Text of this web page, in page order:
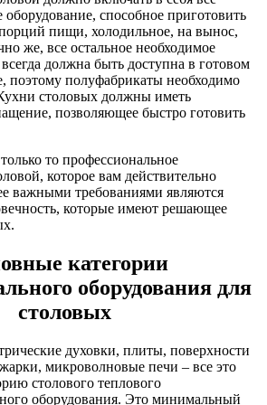
способное приготовить
пищи, холодильное, на вынос,
же, все остальное необходимое
должна быть доступна в готовом
поэтому полуфабрикаты необходимо
столовых должны иметь
позволяющее быстро готовить
то профессиональное
которое вам действительно
важными требованиями являются
которые имеют решающее
категории
оборудования для
столовых
духовки, плиты, поверхности
микроволновые печи – все это
столового теплового
оборудования. Это минимальный